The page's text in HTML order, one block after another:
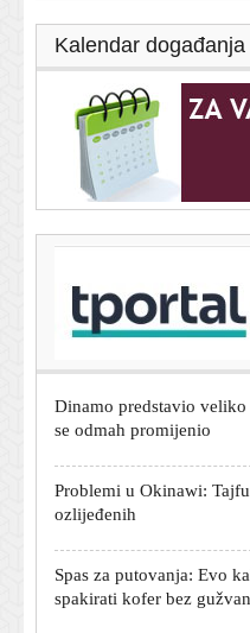
Kalendar događanja
Hladni rat oko umjetne
gospodar vrlog novog
se odmah promijenio
ozlijeđenih
spakirati kofer bez